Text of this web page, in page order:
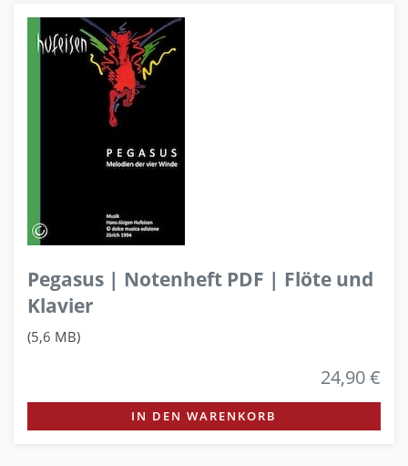
Pegasus | Notenheft PDF | Flöte und
Klavier
(5,6 MB)
24,90 €
IN DEN WARENKORB